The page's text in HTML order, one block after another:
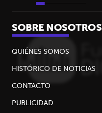
SOBRE NOSOTROS
QUIÉNES SOMOS
HISTÓRICO DE NOTICIAS
CONTACTO
PUBLICIDAD